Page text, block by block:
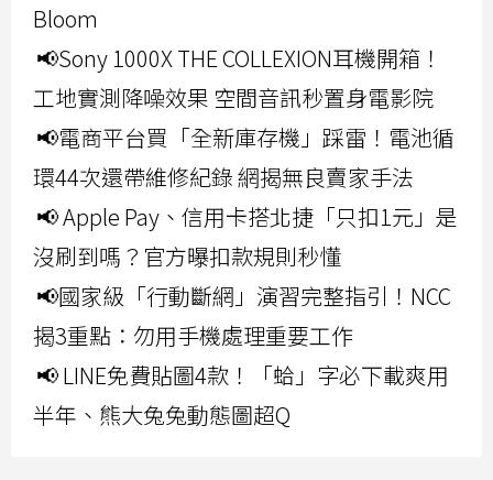
Bloom
📢Sony 1000X THE COLLEXION耳機開箱！
工地實測降噪效果 空間音訊秒置身電影院
📢電商平台買「全新庫存機」踩雷！電池循
環44次還帶維修紀錄 網揭無良賣家手法
📢 Apple Pay、信用卡搭北捷「只扣1元」是
沒刷到嗎？官方曝扣款規則秒懂
📢國家級「行動斷網」演習完整指引！NCC
揭3重點：勿用手機處理重要工作
📢 LINE免費貼圖4款！「蛤」字必下載爽用
半年、熊大兔兔動態圖超Q